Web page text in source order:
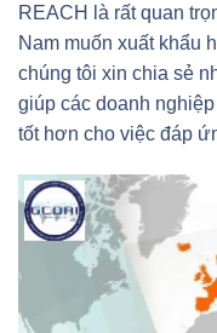
REACH là rất quan
Nam muốn xuất khẩu
chúng tôi xin chia sẻ
giúp các doanh
tốt hơn cho việc đáp